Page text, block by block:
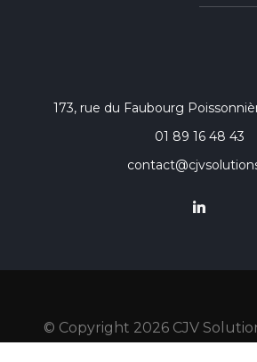
173, rue du Faubourg
01 89 16 48 43
© Copyright 2026CJV